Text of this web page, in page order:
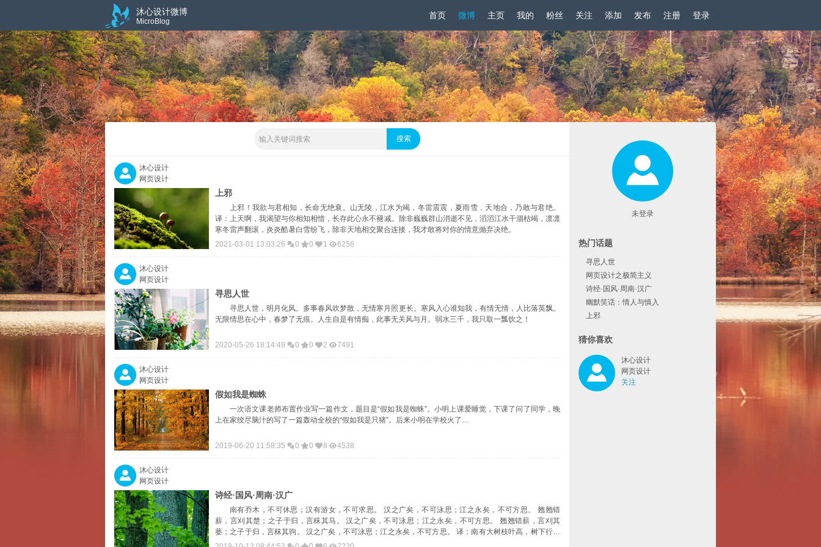
沐心设计微博
MicroBlog
首页 微博 主页 我的 粉丝 关注 添加 发布 注册
|
登录
沐心设计
网页设计
上邪
上邪！我欲与君相知，长命无绝衰。山无陵，江水为竭，冬雷震震，夏雨雪，天地合，乃敢与君绝。
译：上天啊，我渴望与你相知相惜，长存此心永不褪减。除非巍巍群山消逝不见，滔滔江水干涸枯竭，凛凛
寒冬雷声翻滚，炎炎酷暑白雪纷飞，除非天地相交聚合连接，我才敢将对你的情意抛弃决绝。
2021-03-01 13:03:26
0 0 1 6256
沐心设计
网页设计
寻思人世
寻思人世，明月化风。多事春风吹梦散，无情寒月照更长。寒风入心谁知我，有情无情，人比落英飘。
无限情思在心中，春梦了无痕。人生自是有情痴，此事无关风与月。弱水三千，我只取一瓢饮之！
2020-05-26 18:14:49 0 0 2 7491
沐心设计
网页设计
假如我是蜘蛛
一次语文课老师布置作业写一篇作文，题目是“假如我是蜘蛛”。小明上课爱睡觉，下课了问了同学，晚
上在家绞尽脑汁的写了一篇轰动全校的“假如我是只猪”。后来小明在学校火了…
2019-06-20 11:58:35 0 0 8 4538
沐心设计
网页设计
诗经·国风·周南·汉广
南有乔木，不可休思；汉有游女，不可求思。 汉之广矣，不可泳思；江之永矣，不可方思。 翘翘错
薪，言刈其楚；之子于归，言秣其马。 汉之广矣，不可泳思；江之永矣，不可方思。 翘翘错薪，言刈其
蒌；之子于归，言秣其驹。 汉之广矣，不可泳思；江之永矣，不可方思。 译：南有大树枝叶高，树下行人
休憩少。汉江有个漫游女，想要追求只徒劳。 浩浩汉江多宽广，不能泅渡空惆怅。滚滚汉江多漫长，不能
未登录
热门话题
寻思人世
网页设计之极简主义
诗经·国风·周南·汉广
幽默笑话：情人与慎入
上邪
猜你喜欢
沐心设计
网页设计
关注